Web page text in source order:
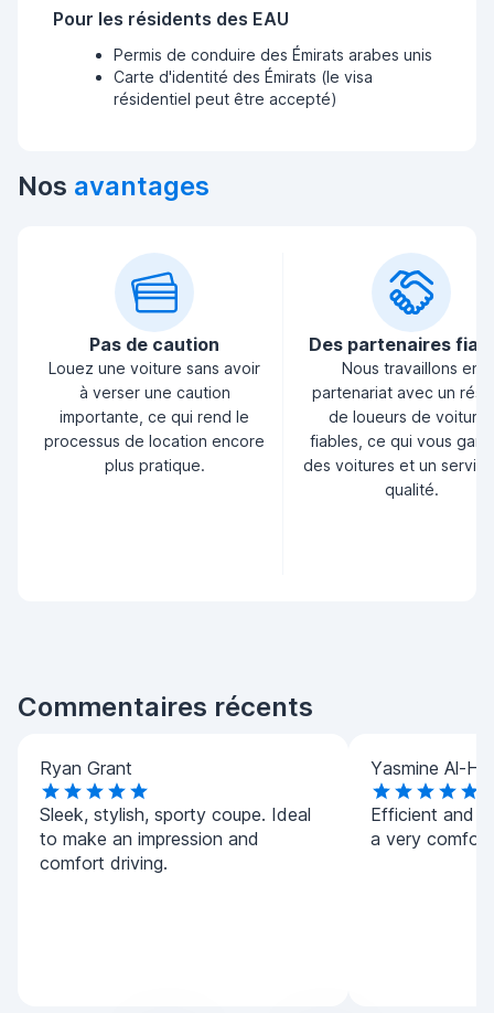
Pour les résidents des EAU
Permis de conduire des Émirats arabes unis
Carte d'identité des Émirats (le visa
résidentiel peut être accepté)
Nos avantages
Pas de caution
Louez une voiture sans avoir
à verser une caution
importante, ce qui rend le
processus de location encore
plus pratique.
Des partenaires
Nous travaillons en
partenariat avec un
de loueurs de voitures
fiables, ce qui vous
des voitures et un
qualité.
Commentaires récents
Ryan Grant
Sleek, stylish, sporty coupe. Ideal
to make an impression and
comfort driving.
Yasmine Al-
Efficient and
a very